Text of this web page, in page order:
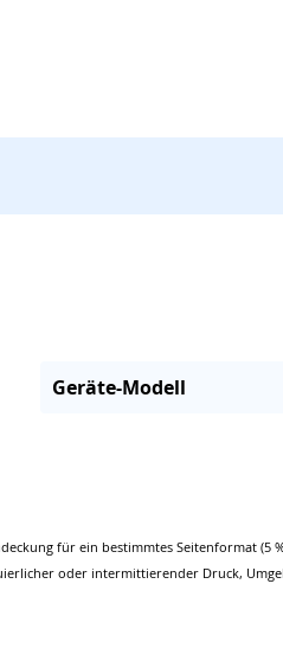
Geräte-Modell
für ein bestimmtes Seitenformat (5
oder intermittierender Druck,